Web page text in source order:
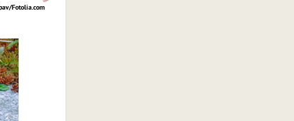
Fotolia.com